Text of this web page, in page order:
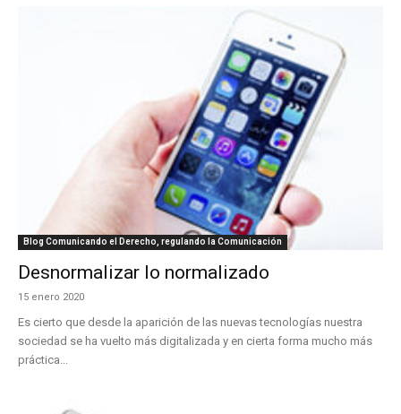
Blog Comunicando el Derecho, regulando la Comunicación
Desnormalizar lo normalizado
15 enero 2020
Es cierto que desde la aparición de las nuevas tecnologías nuestra
sociedad se ha vuelto más digitalizada y en cierta forma mucho más
práctica...